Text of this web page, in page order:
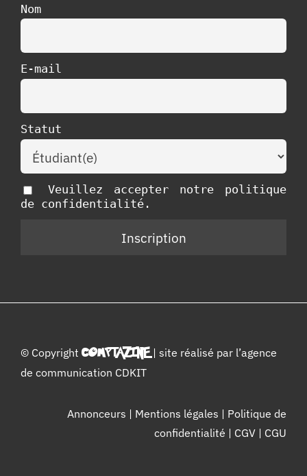
Nom
E-mail
Statut
Veuillez accepter notre politique
de confidentialité.
© Copyright COMPTAZINE| site réalisé par l’agence
de communication CDKIT
Annonceurs | Mentions légales | Politique de
confidentialité | CGV | CGU